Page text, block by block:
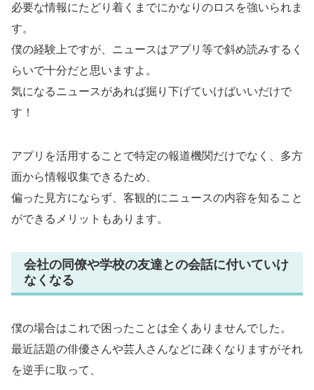
必要な情報にたどり着くまでにかなりのロスを強いられま
す。
僕の経験上ですが、ニュースはアプリ等で斜め読みするく
らいで十分だと思いますよ。
気になるニュースがあれば掘り下げていけばいいだけで
す！
アプリを活用することで特定の報道機関だけでなく、多方
面から情報収集できるため、
偏った見方にならず、客観的にニュースの内容を知ること
ができるメリットもあります。
会社の同僚や学校の友達との会話に付いていけ
なくなる
僕の場合はこれで困ったことは全くありませんでした。
最近話題の俳優さんや芸人さんなどに疎くなりますがそれ
を逆手に取って、